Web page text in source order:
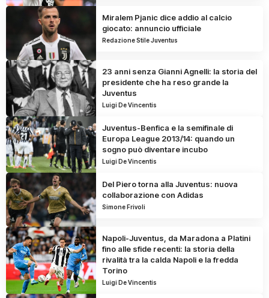
Miralem Pjanic dice addio al calcio
giocato: annuncio ufficiale
Redazione Stile Juventus
23 anni senza Gianni Agnelli: la storia del
presidente che ha reso grande la
Juventus
Luigi De Vincentis
Juventus-Benfica e la semifinale di
Europa League 2013/14: quando un
sogno può diventare incubo
Luigi De Vincentis
Del Piero torna alla Juventus: nuova
collaborazione con Adidas
Simone Frivoli
Napoli-Juventus, da Maradona a Platini
fino alle sfide recenti: la storia della
rivalità tra la calda Napoli e la fredda
Torino
Luigi De Vincentis